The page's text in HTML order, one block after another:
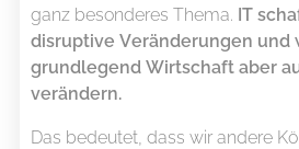
ganz besonderes Thema. IT
disruptive Veränderungen und
grundlegend Wirtschaft aber
verändern.
Das bedeutet, dass wir andere